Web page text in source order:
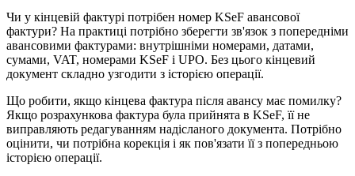
Чи у кінцевій фактурі потрібен номер KSeF авансової
фактури? На практиці потрібно зберегти зв'язок з попередніми
авансовими фактурами: внутрішніми номерами, датами,
сумами, VAT, номерами KSeF і UPO. Без цього кінцевий
документ складно узгодити з історією операції.
Що робити, якщо кінцева фактура після авансу має помилку?
Якщо розрахункова фактура була прийнята в KSeF, її не
виправляють редагуванням надісланого документа. Потрібно
оцінити, чи потрібна корекція і як пов'язати її з попередньою
історією операції.